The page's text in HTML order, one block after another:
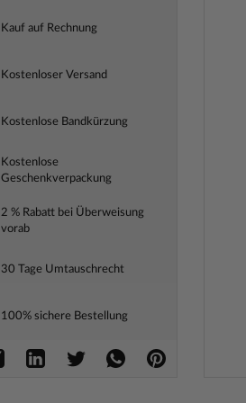
Kauf auf Rechnung
Kostenloser Versand
Kostenlose Bandkürzung
Kostenlose
Geschenkverpackung
2 % Rabatt bei Überweisung
vorab
30 Tage Umtauschrecht
100% sichere Bestellung